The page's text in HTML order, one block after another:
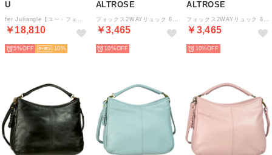
U
￥18,810
5% 10
ALTROSE
￥3,465
10%
ALTROSE
￥3,465
10%